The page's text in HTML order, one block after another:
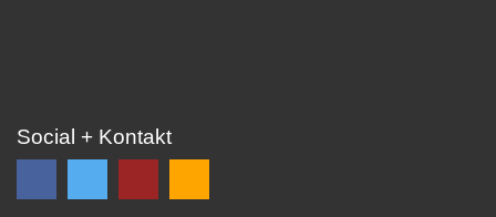
Social + Kontakt